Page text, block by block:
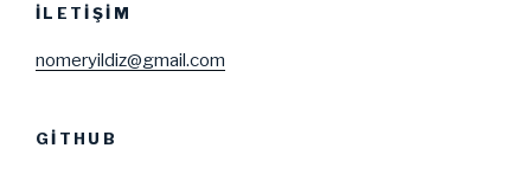
İLETIŞIM
nomeryildiz@gmail.com
GITHUB